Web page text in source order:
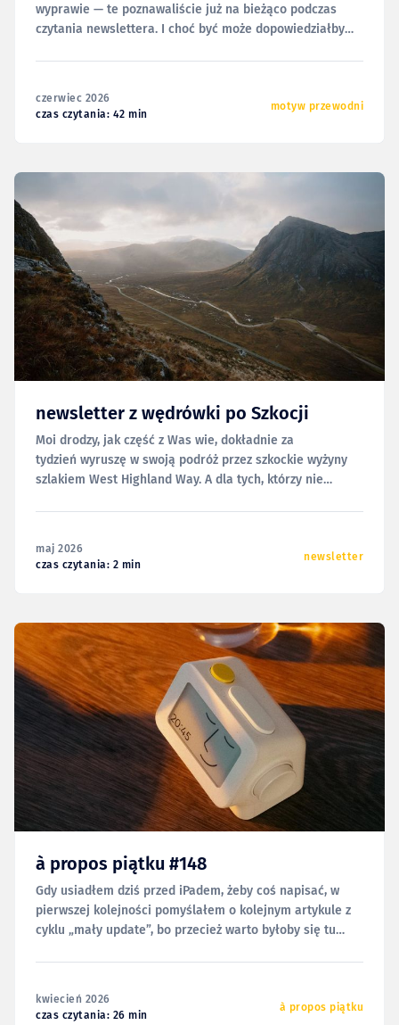
wyprawie — te poznawaliście już na bieżąco podczas
czytania newslettera. I choć być może dopowiedziałbym
czerwiec 2026
czas czytania: 42 min
motyw przewodni
newsletter z wędrówki po Szkocji
Moi drodzy, jak część z Was wie, dokładnie za
tydzień wyruszę w swoją podróż przez szkockie wyżyny
szlakiem West Highland Way. A dla tych, którzy nie
maj 2026
czas czytania: 2 min
newsletter
à propos piątku #148
Gdy usiadłem dziś przed iPadem, żeby coś napisać, w
pierwszej kolejności pomyślałem o kolejnym artykule z
cyklu „mały update”, bo przecież warto byłoby się tu
najpiękniejszego,
kwiecień 2026
czas czytania: 26 min
à propos piątku